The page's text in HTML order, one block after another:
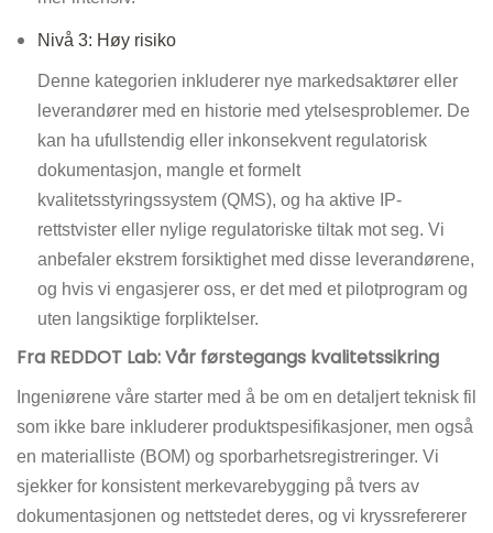
Nivå 3: Høy risiko
Denne kategorien inkluderer nye markedsaktører eller
leverandører med en historie med ytelsesproblemer. De
kan ha ufullstendig eller inkonsekvent regulatorisk
dokumentasjon, mangle et formelt
kvalitetsstyringssystem (QMS), og ha aktive IP-
rettstvister eller nylige regulatoriske tiltak mot seg. Vi
anbefaler ekstrem forsiktighet med disse leverandørene,
og hvis vi engasjerer oss, er det med et pilotprogram og
uten langsiktige forpliktelser.
Fra REDDOT Lab: Vår førstegangs kvalitetssikring
Ingeniørene våre starter med å be om en detaljert teknisk fil
som ikke bare inkluderer produktspesifikasjoner, men også
en materialliste (BOM) og sporbarhetsregistreringer. Vi
sjekker for konsistent merkevarebygging på tvers av
dokumentasjonen og nettstedet deres, og vi kryssrefererer